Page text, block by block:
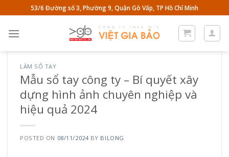
to
content
53/6 Đường số 3, Phường 9, Quận Gò Vấp, TP Hồ Chí Minh
LÀM SỔ TAY
Mẫu sổ tay công ty – Bí quyết xây
dựng hình ảnh chuyên nghiệp và
hiệu quả 2024
POSTED ON 08/11/2024BY BILONG